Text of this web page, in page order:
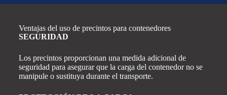
Ventajas del uso de precintos para contenedores
SEGURIDAD
Los precintos proporcionan una medida adicional de
seguridad para asegurar que la carga del contenedor no se
manipule o sustituya durante el transporte.